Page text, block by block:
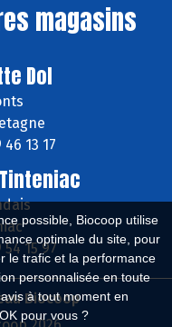
possible, Biocoop utilise
optimale du site, pour
le trafic et la performance
personnalisée en toute
à tout moment en
pour vous ?
magasins
Dol
46 13 17
15 97
Biocoop